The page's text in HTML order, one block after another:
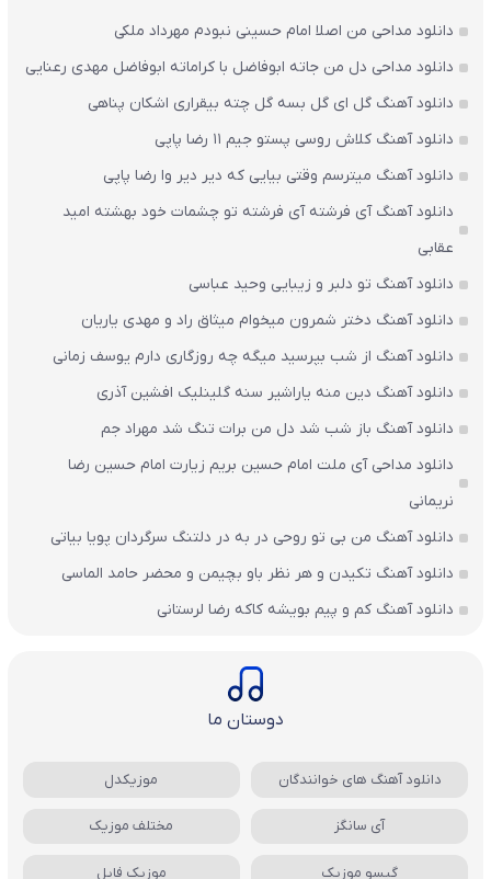
دانلود مداحی من اصلا امام حسینی نبودم مهرداد ملکی
دانلود مداحی دل من جاته ابوفاضل با کراماته ابوفاضل مهدی رعنایی
دانلود آهنگ گل ای گل بسه گل چته بیقراری اشکان پناهی
دانلود آهنگ کلاش روسی پستو جیم ۱۱ رضا پاپی
دانلود آهنگ میترسم وقتی بیایی که دیر دیر وا رضا پاپی
دانلود آهنگ آی فرشته آی فرشته تو چشمات خود بهشته امید
عقابی
دانلود آهنگ تو دلبر و زیبایی وحید عباسی
دانلود آهنگ دختر شمرون میخوام میثاق راد و مهدی یاریان
دانلود آهنگ از شب بپرسید میگه چه روزگاری دارم یوسف زمانی
دانلود آهنگ دین منه یاراشیر سنه گلینلیک افشین آذری
دانلود آهنگ باز شب شد دل من برات تنگ شد مهراد جم
دانلود مداحی آی ملت امام حسین بریم زیارت امام حسین رضا
نریمانی
دانلود آهنگ من بی تو روحی در به در دلتنگ سرگردان پویا بیاتی
دانلود آهنگ تکیدن و هر نظر باو بچیمن و محضر حامد الماسی
دانلود آهنگ کم و پیم بویشه کاکه رضا لرستانی
دوستان ما
دانلود آهنگ های خوانندگان موزیکدل
آی سانگز مختلف موزیک
گیسو موزیک موزیک فایل